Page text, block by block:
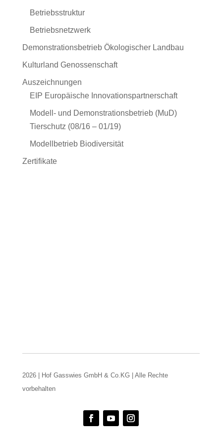
Betriebsstruktur
Betriebsnetzwerk
Demonstrationsbetrieb Ökologischer Landbau
Kulturland Genossenschaft
Auszeichnungen
EIP Europäische Innovationspartnerschaft
Modell- und Demonstrationsbetrieb (MuD)
Tierschutz (08/16 – 01/19)
Modellbetrieb Biodiversität
Zertifikate
2026 | Hof Gasswies GmbH & Co.KG | Alle Rechte
vorbehalten